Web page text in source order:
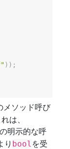
) ) ;
メソッド呼び
は、
明示的な呼
り bool を受